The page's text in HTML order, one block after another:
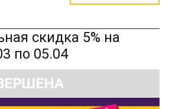
скидка 5% на
по 05.04